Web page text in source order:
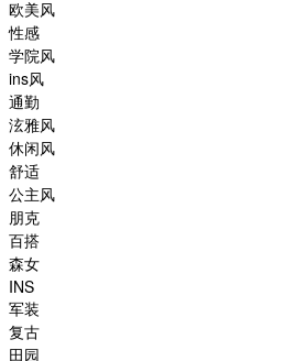
欧美风
性感
学院风
ins风
通勤
泫雅风
休闲风
舒适
公主风
朋克
百搭
森女
INS
军装
复古
田园